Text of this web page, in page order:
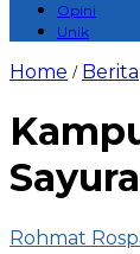
Opini
Unik
Home / Berita
Rohmat